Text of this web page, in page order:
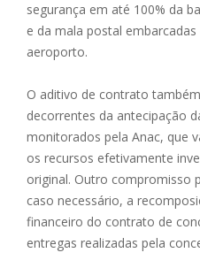
segurança em até 100% da
e da mala postal
aeroporto.
O aditivo de contrato
decorrentes da antecipação
monitorados pela Anac, que
os recursos efetivamente
original. Outro compromisso
caso necessário, a
financeiro do contrato de
entregas realizadas pela